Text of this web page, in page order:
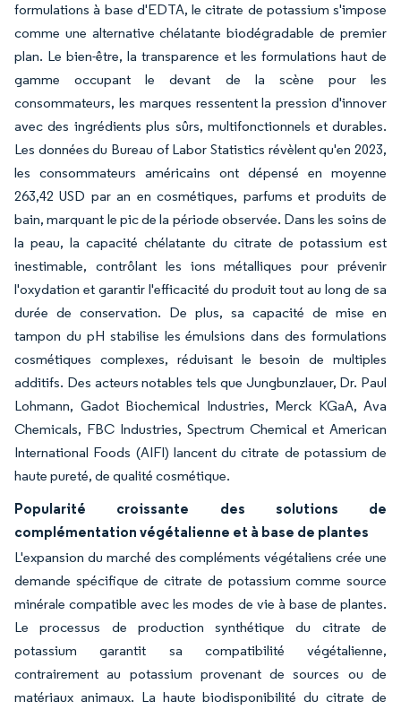
formulations à base d'EDTA, le citrate de potassium s'impose
comme une alternative chélatante biodégradable de premier
plan. Le bien-être, la transparence et les formulations haut de
gamme occupant le devant de la scène pour les
consommateurs, les marques ressentent la pression d'innover
avec des ingrédients plus sûrs, multifonctionnels et durables.
Les données du Bureau of Labor Statistics révèlent qu'en 2023,
les consommateurs américains ont dépensé en moyenne
263,42 USD par an en cosmétiques, parfums et produits de
bain, marquant le pic de la période observée. Dans les soins de
la peau, la capacité chélatante du citrate de potassium est
inestimable, contrôlant les ions métalliques pour prévenir
l'oxydation et garantir l'efficacité du produit tout au long de sa
durée de conservation. De plus, sa capacité de mise en
tampon du pH stabilise les émulsions dans des formulations
cosmétiques complexes, réduisant le besoin de multiples
additifs. Des acteurs notables tels que Jungbunzlauer, Dr. Paul
Lohmann, Gadot Biochemical Industries, Merck KGaA, Ava
Chemicals, FBC Industries, Spectrum Chemical et American
International Foods (AIFI) lancent du citrate de potassium de
haute pureté, de qualité cosmétique.
Popularité croissante des solutions de
complémentation végétalienne et à base de plantes
L'expansion du marché des compléments végétaliens crée une
demande spécifique de citrate de potassium comme source
minérale compatible avec les modes de vie à base de plantes.
Le processus de production synthétique du citrate de
potassium garantit sa compatibilité végétalienne,
contrairement au potassium provenant de sources ou de
matériaux animaux. La haute biodisponibilité du citrate de